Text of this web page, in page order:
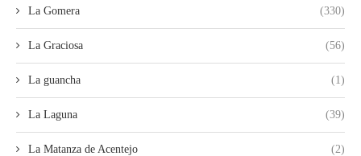
La Gomera (330)
La Graciosa (56)
La guancha (1)
La Laguna (39)
La Matanza de Acentejo (2)